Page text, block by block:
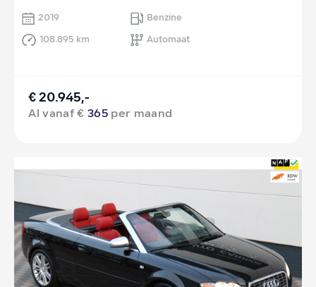
2019
Benzine
108.895 km
Automaat
€ 20.945,-
Al vanaf €365 per maand